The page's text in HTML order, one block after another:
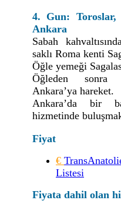
4. Gun: Toroslar,
Ankara
Sabah
saklı Roma kenti
Öğle yemeği
Öğleden sonra
Ankara’ya hareket.
Ankara’da bir
hizmetinde
Fiyat
€
Listesi
Fiyata dahil olan